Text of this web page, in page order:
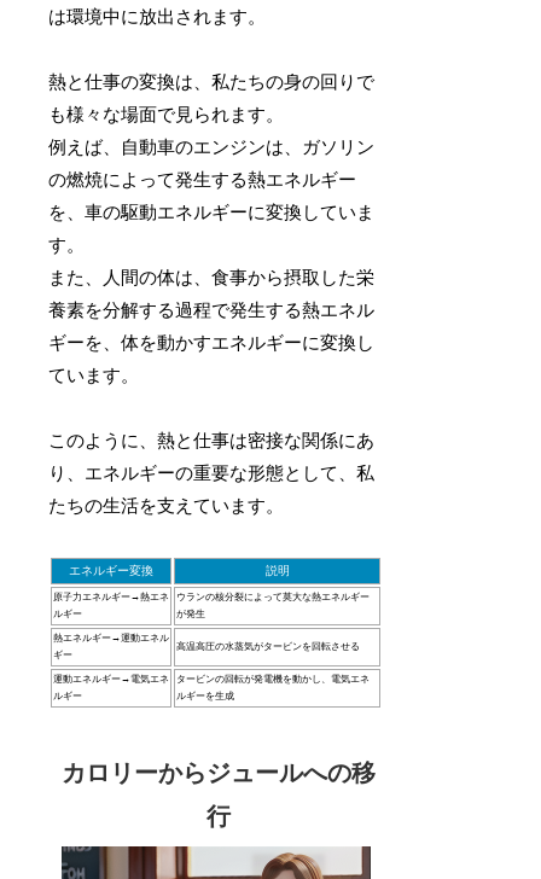
は環境中に放出されます。
熱と仕事の変換は、私たちの身の回りで
も様々な場面で見られます。
例えば、自動車のエンジンは、ガソリン
の燃焼によって発生する熱エネルギー
を、車の駆動エネルギーに変換していま
す。
また、人間の体は、食事から摂取した栄
養素を分解する過程で発生する熱エネル
ギーを、体を動かすエネルギーに変換し
ています。
このように、熱と仕事は密接な関係にあ
り、エネルギーの重要な形態として、私
たちの生活を支えています。
エネルギー変換 説明
原子力エネルギー→熱エネ
ルギー
ウランの核分裂によって莫大な熱エネルギー
が発生
熱エネルギー→運動エネル
ギー
高温高圧の水蒸気がタービンを回転させる
運動エネルギー→電気エネ
ルギー
タービンの回転が発電機を動かし、電気エネ
ルギーを生成
カロリーからジュールへの移
行